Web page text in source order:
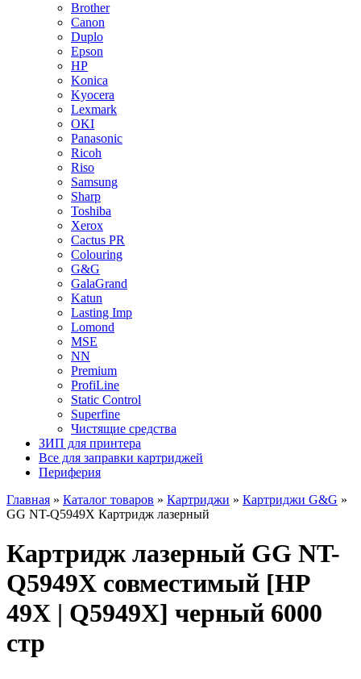
Brother
Canon
Duplo
Epson
HP
Konica
Kyocera
Lexmark
OKI
Panasonic
Ricoh
Riso
Samsung
Sharp
Toshiba
Xerox
Cactus PR
Colouring
G&G
GalaGrand
Katun
Lasting Imp
Lomond
MSE
NN
Premium
ProfiLine
Static Control
Superfine
Чистящие средства
ЗИП для принтера
Все для заправки картриджей
Периферия
Главная » Каталог товаров » Картриджи » Картриджи G&G »
GG NT-Q5949X Картридж лазерный
Картридж лазерный GG NT-
Q5949X совместимый [HP
49X | Q5949X] черный 6000
стр